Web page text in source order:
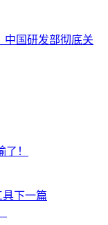
中国研发部彻底关
！
具下一篇